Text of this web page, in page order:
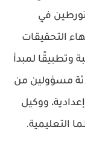
في
التحقيقات
وتطبيقًا لمبدأ
مسؤولين من
ووكيل
التعليمية.